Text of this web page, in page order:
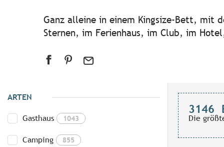
Ganz alleine in einem Kingsize-Bett, mit
Sternen, im Ferienhaus, im Club, im
ARTEN
Gasthaus 1043
Camping 855
3146
Die